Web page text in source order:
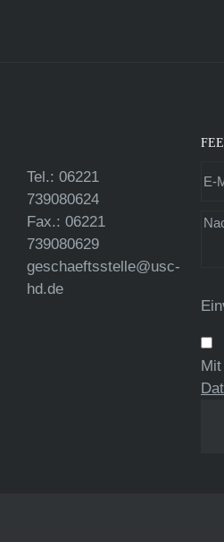
Tel.: 06221
739080624
Fax.: 06221
739080629
geschaeftsstelle@usc-
hd.de